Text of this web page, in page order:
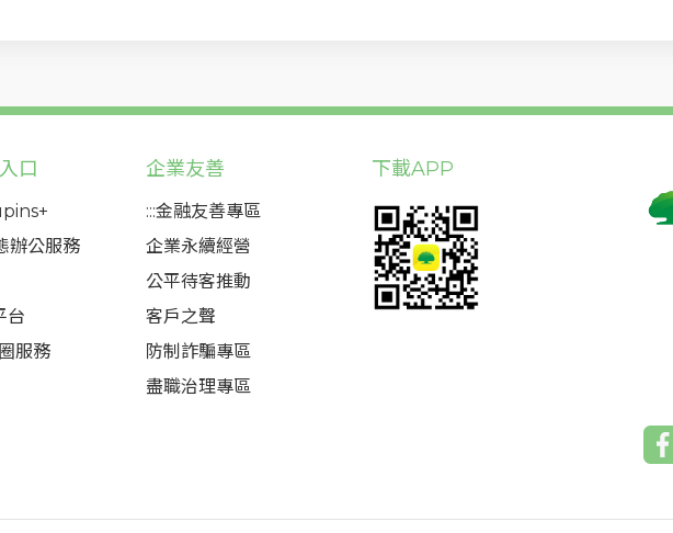
口
辦公服務
台
服務
企業友善
:::金融友善專區
企業永續經營
公平待客推動
客戶之聲
防制詐騙專區
盡職治理專區
下載APP